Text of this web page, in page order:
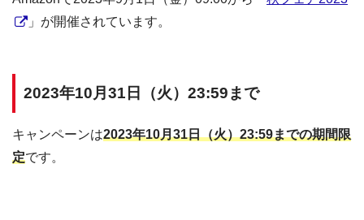
」が開催されています。
2023年10月31日（火）23:59まで
キャンペーンは2023年10月31日（火）23:59までの期間限
定です。